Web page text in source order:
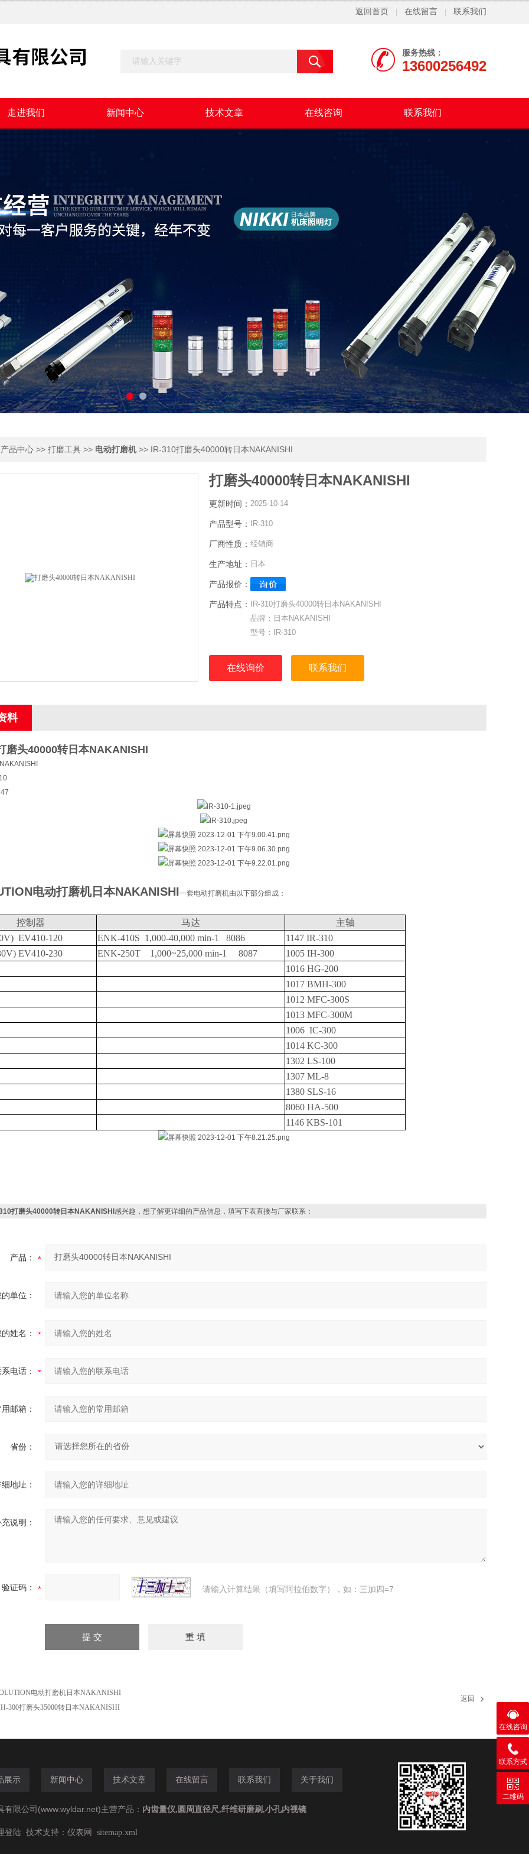
返回首页 在线留言 联系我们
服务热线：
13600256492
走进我们 新闻中心 技术文章 在线咨询 联系我们
产品中心 >> 打磨工具 >> 电动打磨机 >> IR-310打磨头40000转日本NAKANISHI
打磨头40000转日本NAKANISHI
更新时间： 2025-10-14
产品型号： IR-310
厂商性质： 经销商
生产地址： 日本
产品报价：
产品特点：
IR-310打磨头40000转日本NAKANISHI
品牌：日本NAKANISHI
型号：IR-310
在线询价 联系我们
料
磨头40000转日本NAKANISHI
电动打磨机日本NAKANISHI一套电动打磨机由以下部分组成：
控制器 马达
主轴
EV410-120
ENK-410S 1,000-40,000 min-1 8086
1147 IR-310
EV410-230
ENK-250T 1,000~25,000 min-1 8087
1005 IH-300
1016 HG-200
1017 BMH-300
1012 MFC-300S
1013 MFC-300M
1006 IC-300
1014 KC-300
1302 LS-100
1307 ML-8
1380 SLS-16
8060 HA-500
1146 KBS-101
310打磨头40000转日本NAKANISHI 感兴趣，想了解更详细的产品信息，填写下表直接与厂家联系：
产品：
单位：
姓名：
电话：
邮箱：
省份：
地址：
说明：
验证码： 请输入计算结果（填写阿拉伯数字），如：三加四=7
电动打磨机日本NAKANISHI
300打磨头35000转日本NAKANISHI
返回
展示 新闻中心 技术文章 在线留言 联系我们 关于我们
有限公司(www.wyldar.net)主营产品： 内齿量仪,圆周直径尺,纤维研磨刷,小孔内视镜
登陆 技术支持： 仪表网 sitemap.xml
在线咨询
联系方式
二维码